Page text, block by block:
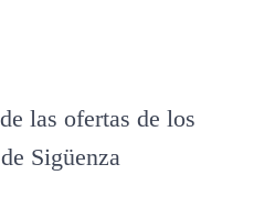
las ofertas de los
Sigüenza